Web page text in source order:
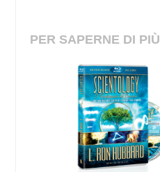
PER SAPERNE DI PIÙ